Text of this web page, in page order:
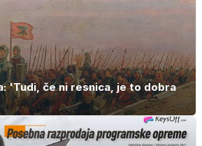
'Tudi, če ni resnica, je to dobra